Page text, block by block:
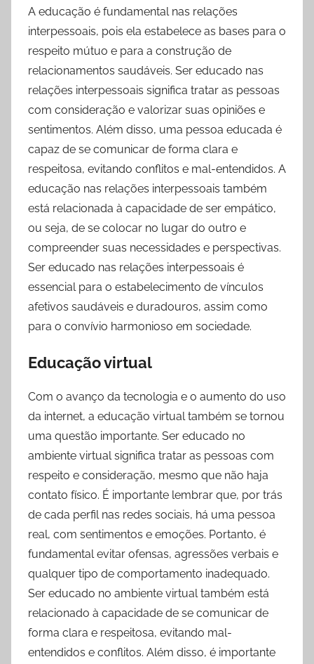
A educação é fundamental nas relações
interpessoais, pois ela estabelece as bases para o
respeito mútuo e para a construção de
relacionamentos saudáveis. Ser educado nas
relações interpessoais significa tratar as pessoas
com consideração e valorizar suas opiniões e
sentimentos. Além disso, uma pessoa educada é
capaz de se comunicar de forma clara e
respeitosa, evitando conflitos e mal-entendidos. A
educação nas relações interpessoais também
está relacionada à capacidade de ser empático,
ou seja, de se colocar no lugar do outro e
compreender suas necessidades e perspectivas.
Ser educado nas relações interpessoais é
essencial para o estabelecimento de vínculos
afetivos saudáveis e duradouros, assim como
para o convívio harmonioso em sociedade.
Educação virtual
Com o avanço da tecnologia e o aumento do uso
da internet, a educação virtual também se tornou
uma questão importante. Ser educado no
ambiente virtual significa tratar as pessoas com
respeito e consideração, mesmo que não haja
contato físico. É importante lembrar que, por trás
de cada perfil nas redes sociais, há uma pessoa
real, com sentimentos e emoções. Portanto, é
fundamental evitar ofensas, agressões verbais e
qualquer tipo de comportamento inadequado.
Ser educado no ambiente virtual também está
relacionado à capacidade de se comunicar de
forma clara e respeitosa, evitando mal-
entendidos e conflitos. Além disso, é importante